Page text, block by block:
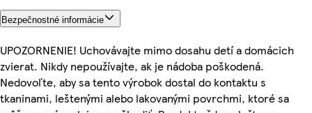
Bezpečnostné informácie
UPOZORNENIE! Uchovávajte mimo dosahu detí a domácich
zvierat. Nikdy nepoužívajte, ak je nádoba poškodená.
Nedovoľte, aby sa tento výrobok dostal do kontaktu s
tkaninami, leštenými alebo lakovanými povrchmi, ktoré sa